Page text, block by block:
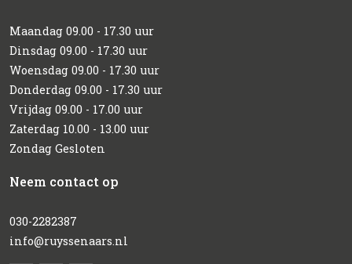
Maandag 09.00 - 17.30 uur
Dinsdag 09.00 - 17.30 uur
Woensdag 09.00 - 17.30 uur
Donderdag 09.00 - 17.30 uur
Vrijdag 09.00 - 17.00 uur
Zaterdag 10.00 - 13.00 uur
Zondag Gesloten
Neem contact op
030-2282387
info@ruyssenaars.nl